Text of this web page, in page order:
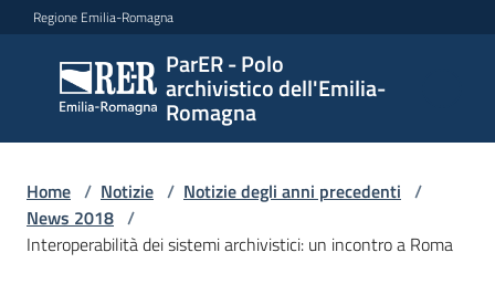
Vai al contenuto
Vai alla navigazione
Vai al footer
Regione Emilia-Romagna
ParER - Polo
archivistico dell'Emilia-
Romagna
ParER -
Polo
archivistico
Romagna
Home / Notizie / Notizie degli anni precedenti /
News 2018 /
Interoperabilità dei sistemi archivistici: un incontro a Roma